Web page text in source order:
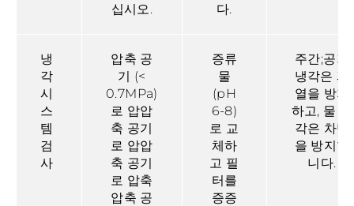
십시오.
다.
냉
각
시
스
템
검
사
압축 공
기 (<
0.7MPa)
로 압압
축 공기
로 압압
축 공기
로 압축
압축 공
증류
물
(pH
6-8)
로 교
체하
고 필
터를
증증
주간;공기
냉각은 과
열을 방지
하고, 물 냉
각은 차단
을 방지합
니다.